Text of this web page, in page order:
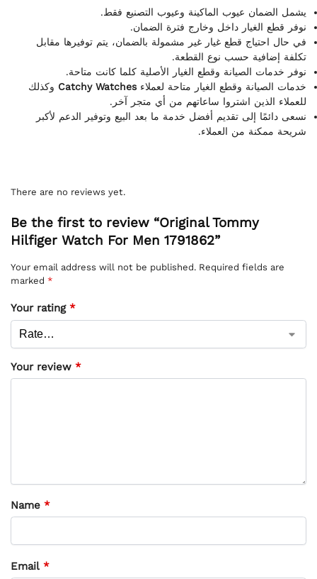
يشمل الضمان عيوب الماكينة وعيوب التصنيع فقط.
نوفر قطع الغيار داخل وخارج فترة الضمان.
في حال احتياج قطع غيار غير مشمولة بالضمان، يتم توفيرها مقابل
تكلفة إضافية حسب نوع القطعة.
نوفر خدمات الصيانة وقطع الغيار الأصلية كلما كانت متاحة.
خدمات الصيانة وقطع الغيار متاحة لعملاءCatchy Watches وكذلك
للعملاء الذين اشتروا ساعاتهم من أي متجر آخر.
نسعى دائمًا إلى تقديم أفضل خدمة ما بعد البيع وتوفير الدعم لأكبر
شريحة ممكنة من العملاء.
There are no reviews yet.
Be the first to review “Original Tommy
Hilfiger Watch For Men 1791862”
Your email address will not be published. Required fields are
marked *
Your rating *
Your review *
Name *
Email *